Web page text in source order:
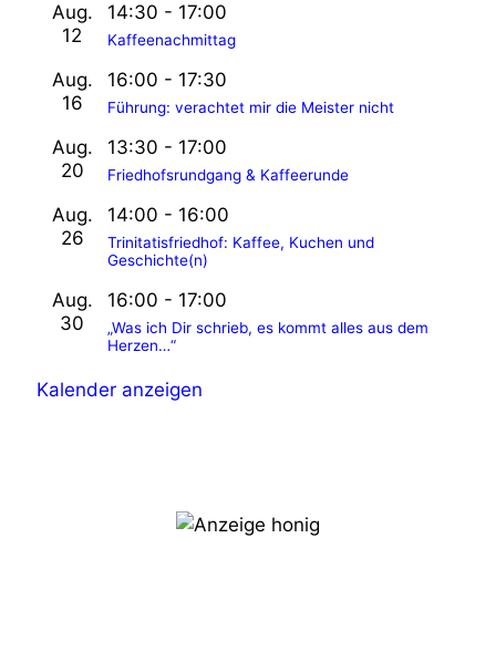
Aug.
12
14:30 - 17:00
Kaffeenachmittag
Aug.
16
16:00 - 17:30
Führung: verachtet mir die Meister nicht
Aug.
20
13:30 - 17:00
Friedhofsrundgang & Kaffeerunde
Aug.
26
14:00 - 16:00
Trinitatisfriedhof: Kaffee, Kuchen und
Geschichte(n)
Aug.
30
16:00 - 17:00
„Was ich Dir schrieb, es kommt alles aus dem
Herzen…“
Kalender anzeigen